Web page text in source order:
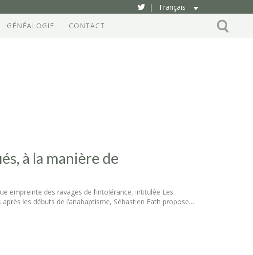
|
Français
GÉNÉALOGIE CONTACT
à la manière de
empreinte des ravages de l’intolérance, intitulée Les
les débuts de l’anabaptisme, Sébastien Fath propose…